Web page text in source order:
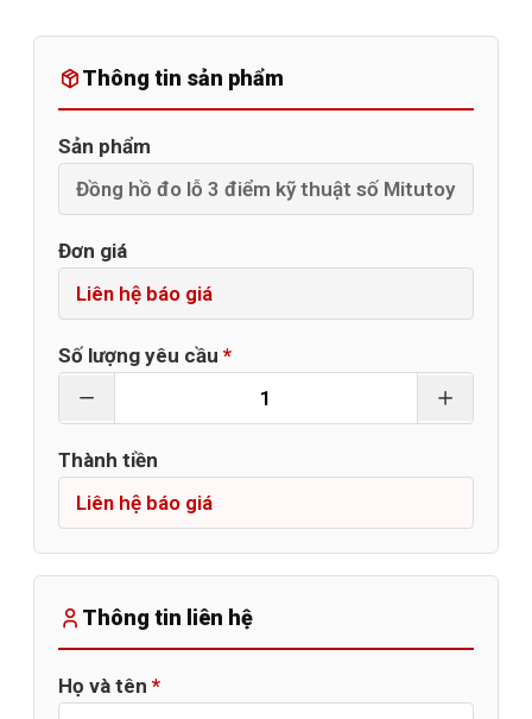
Thông tin sản phẩm
Sản phẩm
Đơn giá
Số lượng yêu cầu *
Thành tiền
Thông tin liên hệ
Họ và tên *